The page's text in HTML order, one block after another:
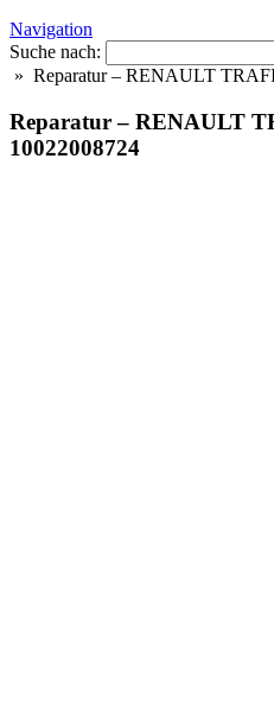
Navigation
Suche nach:
» Reparatur – RENAULT
Reparatur – RENAULT
10022008724